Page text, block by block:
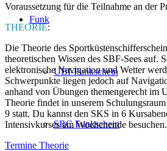
Funk
UBI-Funkschein
SRC Funkschein
Voraussetzung für die Teilnahme an der
THEORIE:
Die Theorie des
theoretischen Wissen des SBF-Sees auf.
elektronische Navigation und Wetter
Schwerpunkte liegen jedoch auf
anhand von Übungen themengerecht im
Theorie findet in unserem
9 statt. Du kannst den SKS in 6
Intensivkurses am Wochenende besuchen.
Termine Theorie